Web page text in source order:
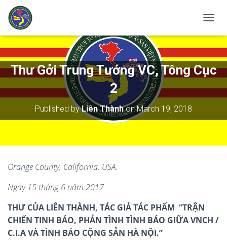
O
E
G
Thư Gởi Trung Tướng VC, Tông Cục
2
Published byLiên ThànhonMarch 19, 2018
Orange County, California. USA.
Ngày 15 tháng6năm 2017
THƯ CỦA LIÊN THÀNH, TÁC GIẢ TÁC PHẨM “TRẬN
CHIẾN TINH BÁO, PHẢN TÌNH TÌNH BÁO GIỮA VNCH /
C.I.A VÀ TÌNH BÁO CỘNG SẢN HÀ NỘI.”